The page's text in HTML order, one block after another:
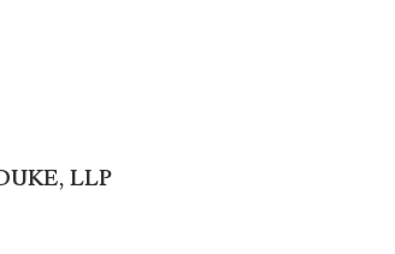
LLP